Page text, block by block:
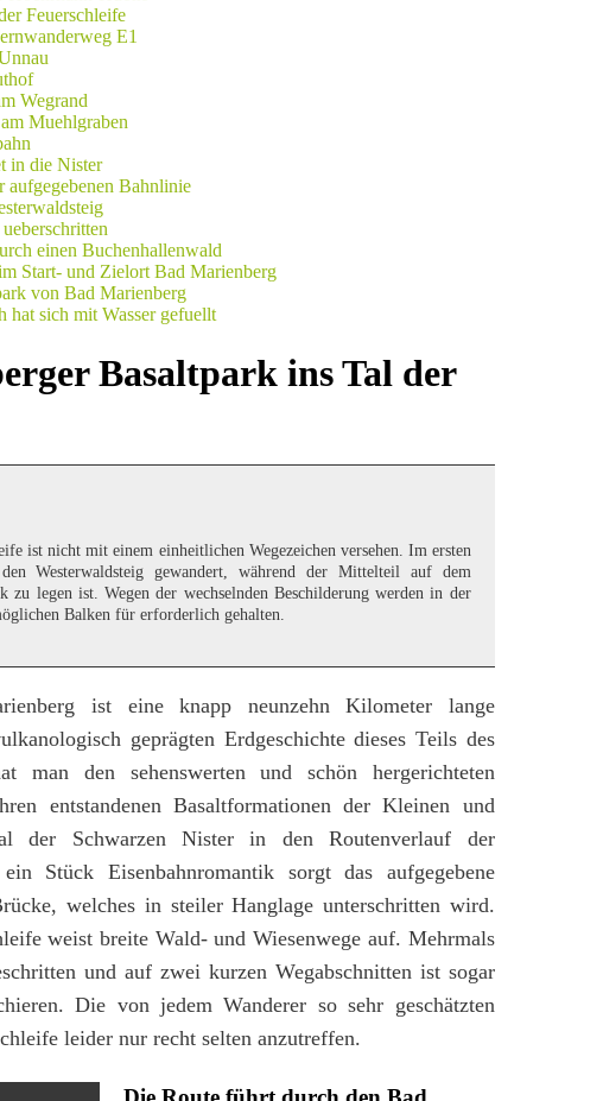
Basaltpark ins Tal der
ist nicht mit einem einheitlichen Wegezeichen versehen. Im ersten
Westerwaldsteig gewandert, während der Mittelteil auf dem
zu legen ist. Wegen der wechselnden Beschilderung werden in der
Balken für erforderlich gehalten.
ist eine knapp neunzehn Kilometer lange
geprägten Erdgeschichte dieses Teils des
man den sehenswerten und schön hergerichteten
entstandenen Basaltformationen der Kleinen und
der Schwarzen Nister in den Routenverlauf der
Stück Eisenbahnromantik sorgt das aufgegebene
welches in steiler Hanglage unterschritten wird.
weist breite Wald- und Wiesenwege auf. Mehrmals
und auf zwei kurzen Wegabschnitten ist sogar
Die von jedem Wanderer so sehr geschätzten
leider nur recht selten anzutreffen.